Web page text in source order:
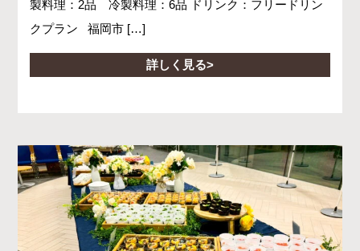
製料理：2品 冷製料理：6品 ドリンク：フリードリン
クプラン 福岡市 […]
詳しく見る